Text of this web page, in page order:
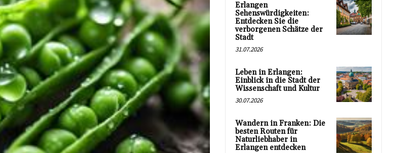
Erlangen
Sehenswürdigkeiten:
Entdecken Sie die
verborgenen Schätze der
Stadt
31.07.2026
Leben in Erlangen:
Einblick in die Stadt der
Wissenschaft und Kultur
30.07.2026
Wandern in Franken: Die
besten Routen für
Naturliebhaber in
Erlangen entdecken